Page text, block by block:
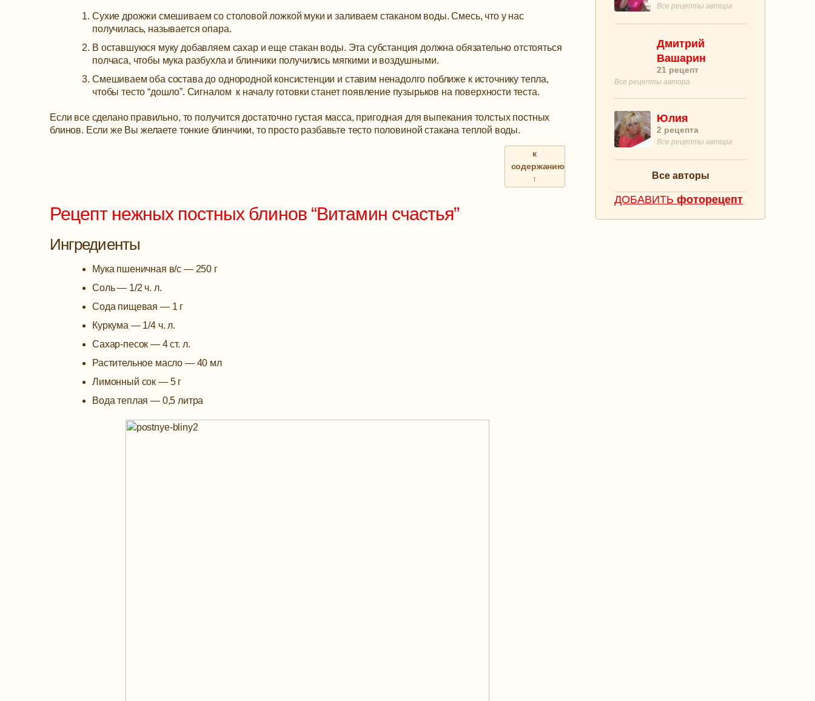
Сухие дрожжи смешиваем со столовой ложкой муки и заливаем стаканом воды. Смесь, что у нас
получилась, называется опара.
В оставшуюся муку добавляем сахар и еще стакан воды. Эта субстанция должна обязательно отстояться
полчаса, чтобы мука разбухла и блинчики получились мягкими и воздушными.
Смешиваем оба состава до однородной консистенции и ставим ненадолго поближе к источнику тепла,
чтобы тесто “дошло”. Сигналом к началу готовки станет появление пузырьков на поверхности теста.
Если все сделано правильно, то получится достаточно густая масса, пригодная для выпекания толстых постных
блинов. Если же Вы желаете тонкие блинчики, то просто разбавьте тесто половиной стакана теплой воды.
к
содержанию
↑
Рецепт нежных постных блинов “Витамин счастья”
Ингредиенты
Мука пшеничная в/с — 250 г
Соль — 1/2 ч. л.
Сода пищевая — 1 г
Куркума — 1/4 ч. л.
Сахар-песок — 4 ст. л.
Растительное масло — 40 мл
Лимонный сок — 5 г
Вода теплая — 0,5 литра
Все рецепты автора
Дмитрий
Вашарин
21 рецепт
Все рецепты автора
Юлия
2 рецепта
Все рецепты автора
Все авторы
ДОБАВИТЬ фоторецепт